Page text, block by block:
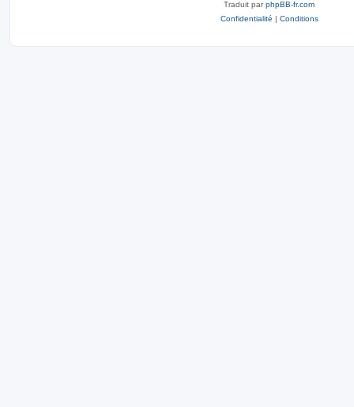
Traduit parphpBB-fr.com
Confidentialité | Conditions